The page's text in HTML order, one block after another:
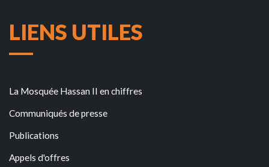
LIENS UTILES
La Mosquée Hassan II en chiffres
Communiqués de presse
Publications
Appels d'offres